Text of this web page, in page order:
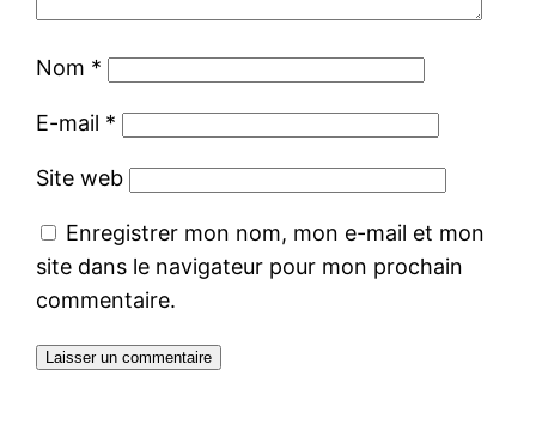
Nom *
E-mail *
Site web
Enregistrer mon nom, mon e-mail et mon
site dans le navigateur pour mon prochain
commentaire.